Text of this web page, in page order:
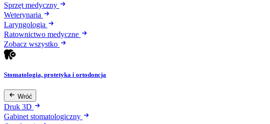
Sprzęt medyczny
Weterynaria
Laryngologia
Ratownictwo medyczne
Zobacz wszystko
Stomatologia, protetyka i ortodoncja
Wróć
Druk 3D
Gabinet stomatologiczny